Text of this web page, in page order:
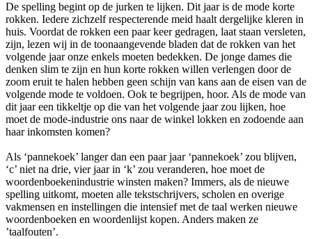
De spelling begint op de jurken te lijken. Dit jaar is de mode korte
rokken. Iedere zichzelf respecterende meid haalt dergelijke kleren in
huis. Voordat de rokken een paar keer gedragen, laat staan versleten,
zijn, lezen wij in de toonaangevende bladen dat de rokken van het
volgende jaar onze enkels moeten bedekken. De jonge dames die
denken slim te zijn en hun korte rokken willen verlengen door de
zoom eruit te halen hebben geen schijn van kans aan de eisen van de
volgende mode te voldoen. Ook te begrijpen, hoor. Als de mode van
dit jaar een tikkeltje op die van het volgende jaar zou lijken, hoe
moet de mode-industrie ons naar de winkel lokken en zodoende aan
haar inkomsten komen?
Als ‘pannekoek’ langer dan een paar jaar ‘pannekoek’ zou blijven,
‘c’ niet na drie, vier jaar in ‘k’ zou veranderen, hoe moet de
woordenboekenindustrie winsten maken? Immers, als de nieuwe
spelling uitkomt, moeten alle tekstschrijvers, scholen en overige
vakmensen en instellingen die intensief met de taal werken nieuwe
woordenboeken en woordenlijst kopen. Anders maken ze
’taalfouten’.